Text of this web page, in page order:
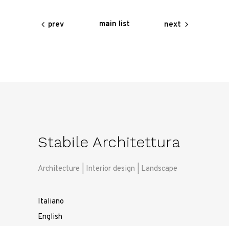
prev main list next
Stabile Architettura
Architecture | Interior design | Landscape
Italiano
English